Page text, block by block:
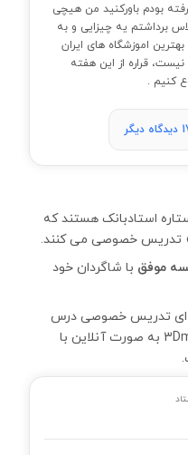
بودم باورکنید من هیچی
برداشتم یه چیزایی و به
اموزشگاه های ایران
قراره از این هفته
کنیم .
طاهری از اساتید 2 ستاره استادبانک هستند که
تدریس خصوصی می کنند.
با شاگردان خود
90 دقیقه ای تدریس خصوصی درس
نرم‌افزار تری دی مکس 3Dmax به صورت آنلاین با